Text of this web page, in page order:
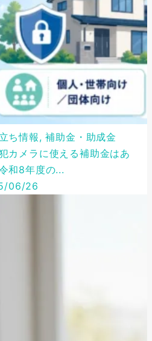
ち情報, 補助金・助成金
カメラに使える補助金はあ
和8年度の...
06/26